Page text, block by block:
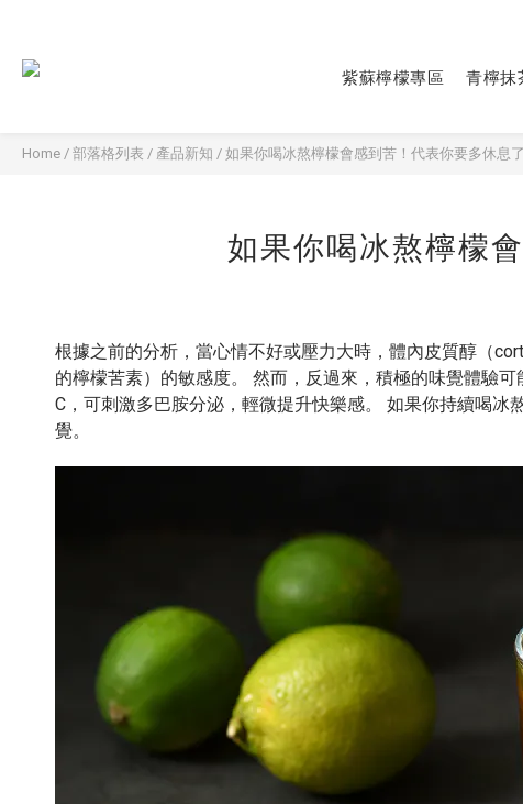
紫蘇檸檬專區 青檸抹
Home / 部落格列表 / 產品新知 / 如果你喝冰熬檸檬會感到苦！代表你要多休息了
如果你喝冰熬檸檬
根據之前的分析，當心情不好或壓力大時，體內皮質醇（
的檸檬苦素）的敏感度。 然而，反過來，積極的味覺體驗
C，可刺激多巴胺分泌，輕微提升快樂感。 如果你持續喝
覺。